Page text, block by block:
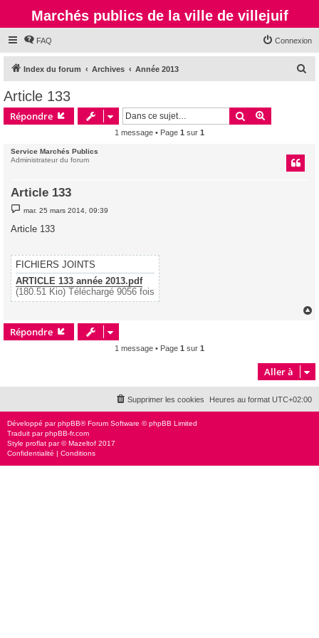
Marchés publics de la ville de villejuif
FAQ Connexion
Index du forum Archives Année 2013
Article 133
Répondre Rechercher
1 message • Page 1 sur 1
Service Marchés Publics
Administrateur du forum
Article 133
e
s
s
e
mar. 25 mars 2014, 09:39
Article 133
FICHIERS JOINTS
ARTICLE 133 année 2013.pdf
(180.51 Kio) Téléchargé 9056 fois
Répondre
1 message • Page 1 sur 1
Aller à
Heures au format UTC+02:00
Supprimer les cookies
Développé parphpBB® Forum Software © phpBB Limited
Traduit parphpBB-fr.com
Style proflat par ©Mazeltof 2017
Confidentialité | Conditions